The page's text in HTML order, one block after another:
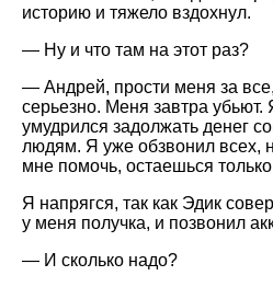
историю и тяжело вздохнул.
— Ну и что там на этот раз?
— Андрей, прости меня за
серьезно. Меня завтра
умудрился задолжать денег
людям. Я уже обзвонил всех,
мне помочь, остаешься
Я напрягся, так как Эдик
у меня получка, и позвонил
— И сколько надо?